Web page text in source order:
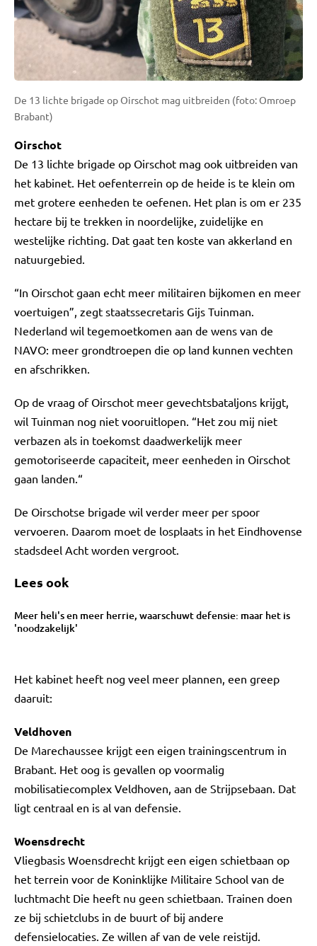
De 13 lichte brigade op Oirschot mag uitbreiden (foto: Omroep
Brabant)
Oirschot
De 13 lichte brigade op Oirschot mag ook uitbreiden van
het kabinet. Het oefenterrein op de heide is te klein om
met grotere eenheden te oefenen. Het plan is om er 235
hectare bij te trekken in noordelijke, zuidelijke en
westelijke richting. Dat gaat ten koste van akkerland en
natuurgebied.
“In Oirschot gaan echt meer militairen bijkomen en meer
voertuigen”, zegt staatssecretaris Gijs Tuinman.
Nederland wil tegemoetkomen aan de wens van de
NAVO: meer grondtroepen die op land kunnen vechten
en afschrikken.
Op de vraag of Oirschot meer gevechtsbataljons krijgt,
wil Tuinman nog niet vooruitlopen. “Het zou mij niet
verbazen als in toekomst daadwerkelijk meer
gemotoriseerde capaciteit, meer eenheden in Oirschot
gaan landen.“
De Oirschotse brigade wil verder meer per spoor
vervoeren. Daarom moet de losplaats in het Eindhovense
stadsdeel Acht worden vergroot.
Lees ook
Meer heli's en meer herrie, waarschuwt defensie: maar het is
'noodzakelijk'
Het kabinet heeft nog veel meer plannen, een greep
daaruit:
Veldhoven
De Marechaussee krijgt een eigen trainingscentrum in
Brabant. Het oog is gevallen op voormalig
mobilisatiecomplex Veldhoven, aan de Strijpsebaan. Dat
ligt centraal en is al van defensie.
Woensdrecht
Vliegbasis Woensdrecht krijgt een eigen schietbaan op
het terrein voor de Koninklijke Militaire School van de
luchtmacht Die heeft nu geen schietbaan. Trainen doen
ze bij schietclubs in de buurt of bij andere
defensielocaties. Ze willen af van de vele reistijd.